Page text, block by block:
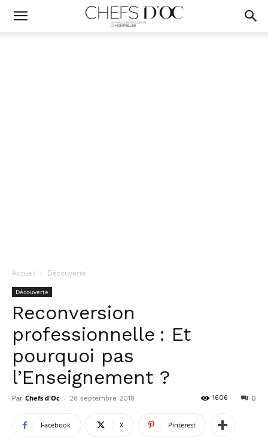
Accueil Découverte
Découverte
Reconversion
professionnelle : Et
pourquoi pas
l’Enseignement ?
Par Chefs d'Oc - 28 septembre 2018 0
1606
Facebook X Pinterest